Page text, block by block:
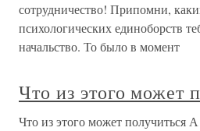
сотрудничество! Припомни,
психологических единоборств
начальство. То было в момент
Что из этого может
Что из этого может получиться А